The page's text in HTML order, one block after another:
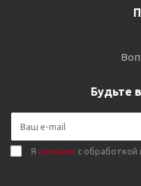
Будьте
Я согласен с обработкой